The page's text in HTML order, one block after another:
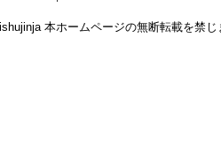
本ホームページの無断転載を禁じ